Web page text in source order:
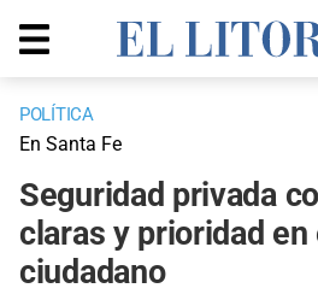
POLÍTICA
En Santa Fe
Seguridad privada
claras y prioridad
ciudadano